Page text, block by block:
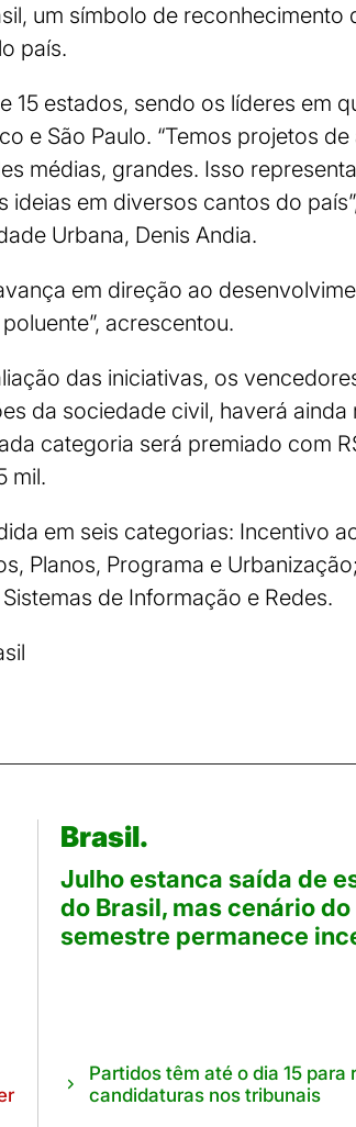
um símbolo de
país.
15 estados, sendo os líderes em
e São Paulo. “Temos projetos
médias, grandes. Isso
ideias em diversos cantos do
Urbana, Denis Andia.
em direção ao
acrescentou.
das iniciativas, os
da sociedade civil, haverá
categoria será premiado com
mil.
em seis categorias: Incentivo
Planos, Programa e
de Informação e Redes.
Brasil.
Julho estanca saída de
do Brasil, mas cenário do
semestre permanece
Partidos têm até o dia 15 para
candidaturas nos tribunais